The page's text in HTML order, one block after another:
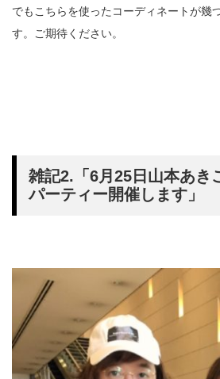
でもこちらを使ったコーディネートが幾
す。ご期待ください。
雑記2.「6月25日山本あき
パーティー開催します」